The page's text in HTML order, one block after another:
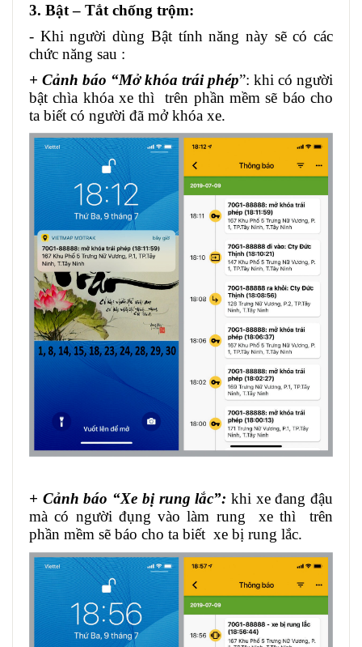
3. Bật – Tắt chống trộm:
- Khi người dùng Bật tính năng này sẽ có các
chức năng sau :
+ Cảnh báo “Mở khóa trái phép”: khi có người
bật chìa khóa xe thì trên phần mềm sẽ báo cho
ta biết có người đã mở khóa xe.
+ Cảnh báo “Xe bị rung lắc”: khi xe đang đậu
mà có người đụng vào làm rung xe thì trên
phần mềm sẽ báo cho ta biết xe bị rung lắc.